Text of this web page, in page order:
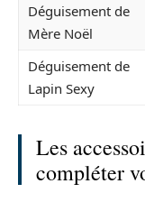
Déguisement de
Mère Noël
Déguisement de
Lapin Sexy
Les
compléter